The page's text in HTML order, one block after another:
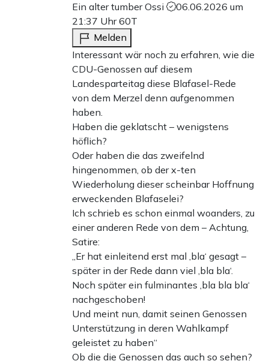
Ein alter tumber Ossi
06.06.2026 um
21:37 Uhr60T
Melden
Interessant wär noch zu erfahren, wie die
CDU-Genossen auf diesem
Landesparteitag diese Blafasel-Rede
von dem Merzel denn aufgenommen
haben.
Haben die geklatscht – wenigstens
höflich?
Oder haben die das zweifelnd
hingenommen, ob der x-ten
Wiederholung dieser scheinbar Hoffnung
erweckenden Blafaselei?
Ich schrieb es schon einmal woanders, zu
einer anderen Rede von dem – Achtung,
Satire:
„Er hat einleitend erst mal ‚bla‘ gesagt –
später in der Rede dann viel ‚bla bla‘.
Noch später ein fulminantes ‚bla bla bla‘
nachgeschoben!
Und meint nun, damit seinen Genossen
Unterstützung in deren Wahlkampf
geleistet zu haben“
Ob die die Genossen das auch so sehen?